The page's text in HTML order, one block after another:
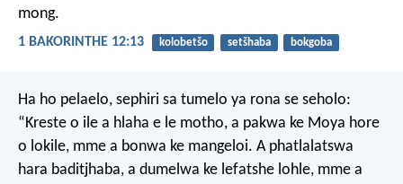
mong.
1 BAKORINTHE 12:13 kolobetšo setšhaba bokgoba
Ha ho pelaelo, sephiri sa tumelo ya rona se seholo:
“Kreste o ile a hlaha e le motho, a pakwa ke Moya hore
o lokile, mme a bonwa ke mangeloi. A phatlalatswa
hara baditjhaba, a dumelwa ke lefatshe lohle, mme a